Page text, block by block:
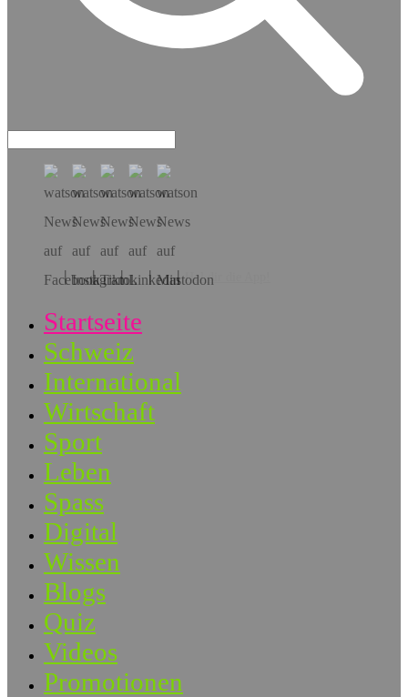
Hol dir die App!
Startseite
Schweiz
International
Wirtschaft
Sport
Leben
Spass
Digital
Wissen
Blogs
Quiz
Videos
Promotionen